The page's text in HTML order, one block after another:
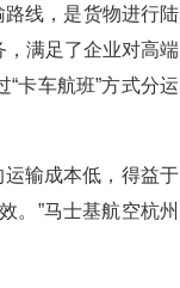
路线，是货物进行陆
，满足了企业对高端
卡车航班”方式分运
输成本低，得益于
。”马士基航空杭州